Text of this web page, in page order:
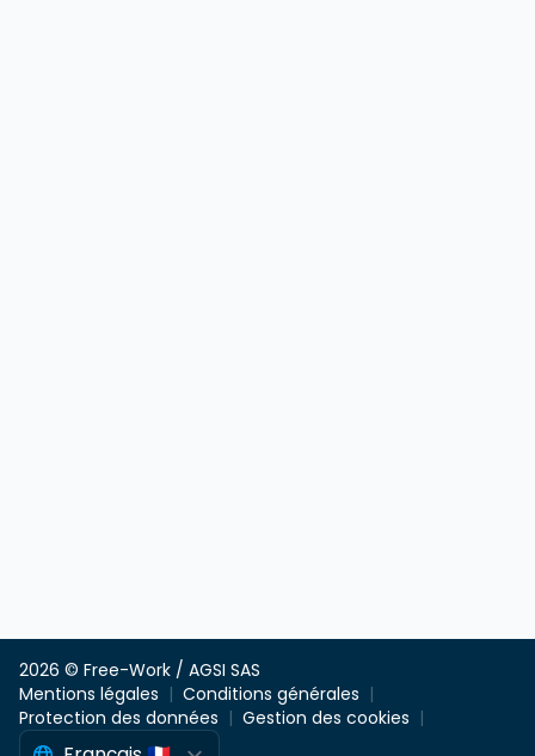
2026 © Free-Work / AGSI SAS
Mentions légales
Conditions générales
Protection des données
Gestion des cookies